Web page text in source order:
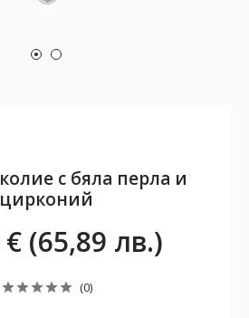
с бяла перла и
цирконий
(65,89 лв.)
(0)